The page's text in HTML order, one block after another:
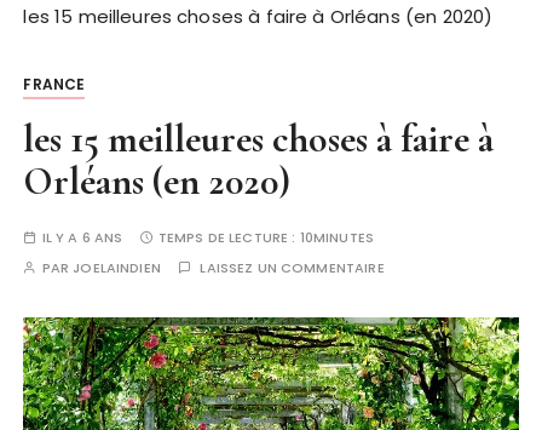
les 15 meilleures choses à faire à Orléans (en 2020)
FRANCE
les 15 meilleures choses à faire à
Orléans (en 2020)
IL Y A 6 ANS TEMPS DE LECTURE : 10MINUTES
PAR JOELAINDIEN LAISSEZ UN COMMENTAIRE